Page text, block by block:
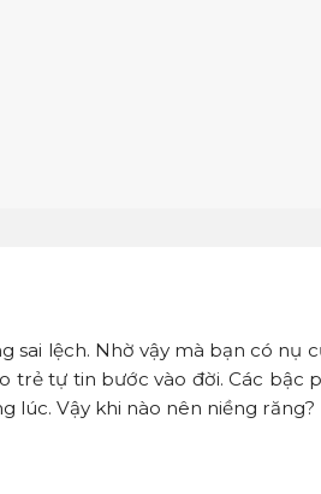
lệch. Nhờ vậy mà bạn có nụ
tự tin bước vào đời. Các bậc
lúc. Vậy khi nào nên niềng răng?